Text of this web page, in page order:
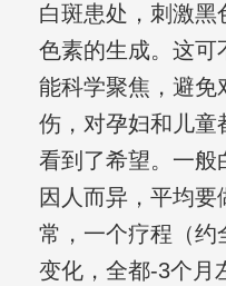
白斑患处，刺激黑
色素的生成。这可
能科学聚焦，避免
伤，对孕妇和儿童
看到了希望。一般
因人而异，平均
常，一个疗程（约
变化，全都-3个月